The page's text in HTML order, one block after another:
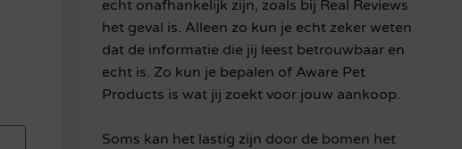
echt onafhankelijk zijn, zoals bij Real Reviews
het geval is. Alleen zo kun je echt zeker weten
dat de informatie die jij leest betrouwbaar en
echt is. Zo kun je bepalen of Aware Pet
Products is wat jij zoekt voor jouw aankoop.
Soms kan het lastig zijn door de bomen het